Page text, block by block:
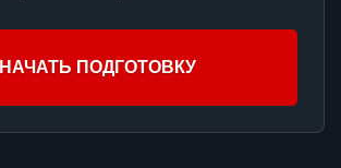
НАЧАТЬ ПОДГОТОВКУ